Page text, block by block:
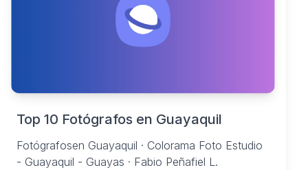
Top 10 Fotógrafos en Guayaquil
Fotógrafosen Guayaquil · Colorama Foto Estudio
- Guayaquil - Guayas · Fabio Peñafiel L.